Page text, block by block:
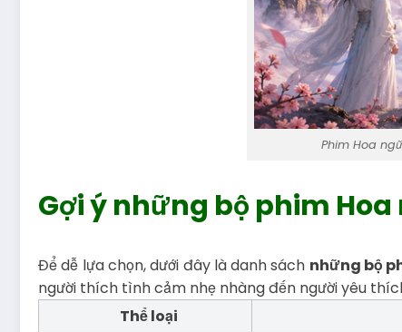
Phim Hoa
Gợi ý những bộ phim
Để dễ lựa chọn, dưới đây là danh sách những bộ
người thích tình cảm nhẹ nhàng đến người yêu
Thể loại